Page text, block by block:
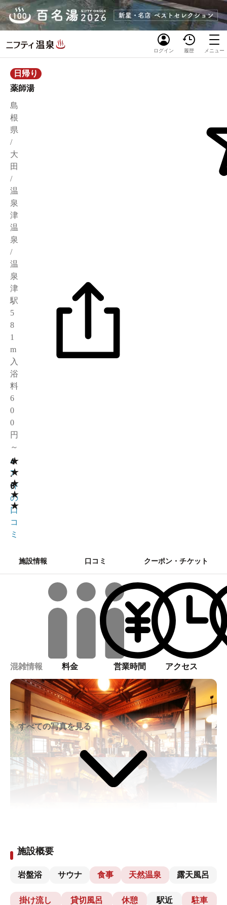
ログイン 履歴 メニュー
日帰り
薬師湯
島
根
県
/
大
田
/
温
泉
津
温
泉
/
温
泉
津
駅
5
8
1
m
入
浴
料
6
0
0
円
～
★
★
★
★
★
4
.
6
4
7
件
の
口
コ
ミ
施設情報 口コミ クーポン・チケット
混雑情報 料金 営業時間 アクセス
すべての写真を見る
施設概要
岩盤浴 サウナ 食事 天然温泉 露天風呂
掛け流し 貸切風呂 休憩 駅近 駐車